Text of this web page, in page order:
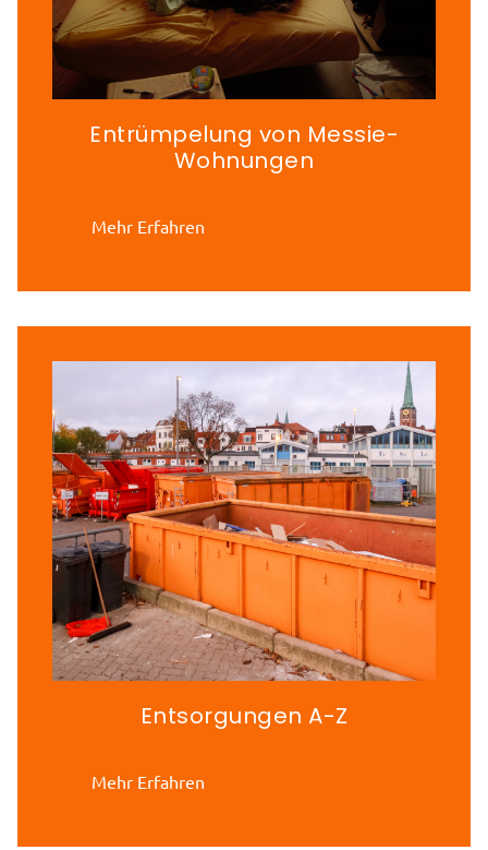
Entrümpelung von Messie-
Wohnungen
Mehr Erfahren
Entsorgungen A-Z
Mehr Erfahren